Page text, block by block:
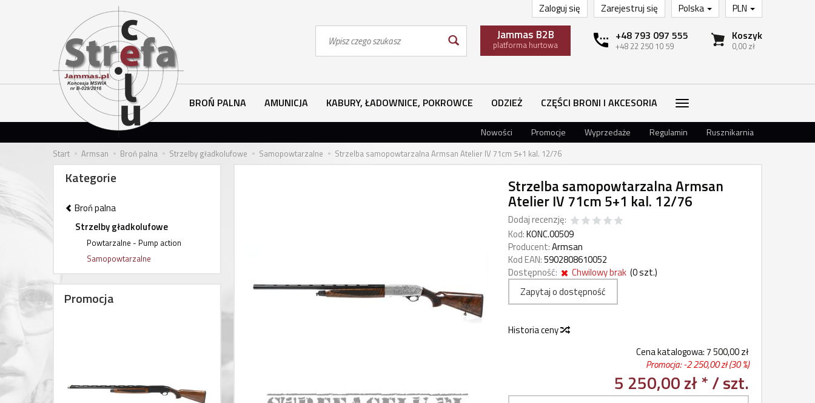
PLN
Polska
Zarejestruj się
Zaloguj się
Koszyk
0,00 zł
+48 793 097 555
+48 22 250 10 59
Jammas B2B
platforma hurtowa
BROŃ PALNA AMUNICJA KABURY, ŁADOWNICE, POKROWCE ODZIEŻ CZĘŚCI BRONI I AKCESORIA
Nowości Promocje Wyprzedaże Regulamin Rusznikarnia
Start Armsan Broń palna Strzelby gładkolufowe Samopowtarzalne Strzelba samopowtarzalna Armsan Atelier IV 71cm 5+1 kal. 12/76
Strzelba samopowtarzalna Armsan
Atelier IV 71cm 5+1 kal. 12/76
Dodaj recenzję:
Kod:KONC.00509
Producent:Armsan
Kod EAN:5902808610052
Dostępność:
Chwilowy brak (0szt.)
Zapytaj o dostępność
Historia ceny
Cena katalogowa:7 500,00 zł
Promocja: -2 250,00 zł(30 %)
5 250,00 zł */ szt.
Kategorie
Broń palna
Strzelby gładkolufowe
Powtarzalne - Pump action
Samopowtarzalne
Promocja